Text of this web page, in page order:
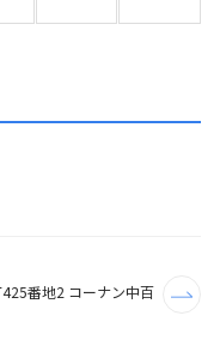
番地2 コーナン中百